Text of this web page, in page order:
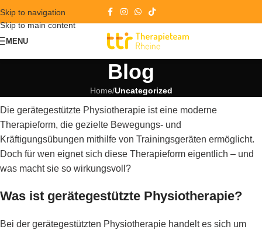
Skip to navigation
Skip to main content
MENU
Blog
Home/Uncategorized
Die gerätegestützte Physiotherapie ist eine moderne
Therapieform, die gezielte Bewegungs- und
Kräftigungsübungen mithilfe von Trainingsgeräten ermöglicht.
Doch für wen eignet sich diese Therapieform eigentlich – und
was macht sie so wirkungsvoll?
Was ist gerätegestützte Physiotherapie?
Bei der gerätegestützten Physiotherapie handelt es sich um